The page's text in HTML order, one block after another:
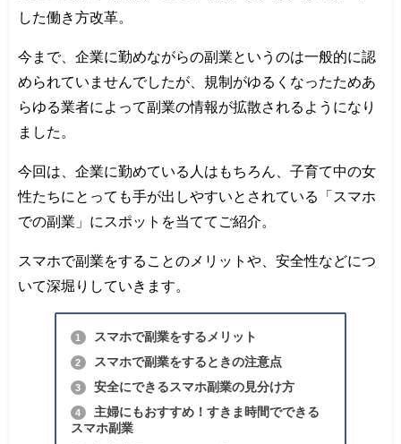
した働き方改革。
今まで、企業に勤めながらの副業というのは一般的に認
められていませんでしたが、規制がゆるくなったためあ
らゆる業者によって副業の情報が拡散されるようになり
ました。
今回は、企業に勤めている人はもちろん、子育て中の女
性たちにとっても手が出しやすいとされている「スマホ
での副業」にスポットを当ててご紹介。
スマホで副業をすることのメリットや、安全性などにつ
いて深堀りしていきます。
1 スマホで副業をするメリット
2 スマホで副業をするときの注意点
3 安全にできるスマホ副業の見分け方
4
主婦にもおすすめ！すきま時間でできる
スマホ副業